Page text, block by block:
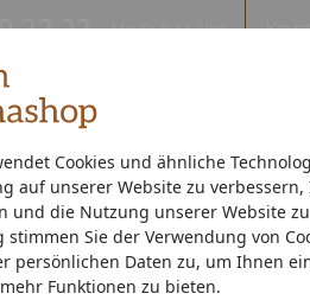
Cookies und ähnliche
auf unserer Website zu
und die Nutzung unserer Website
Sie der Verwendung von
persönlichen Daten zu, um Ihnen
Funktionen zu bieten.
22 22 Mo-Fr. 8-16 Uhr
Sauna Energiespar-Sauna
% Sale %